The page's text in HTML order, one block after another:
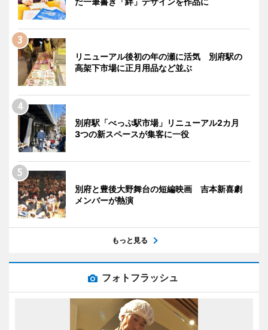
リニューアル後初の年の瀬に活気 別府駅の
高架下市場に正月用品など並ぶ
別府駅「べっぷ駅市場」リニューアル2カ月
3つの新スペースが集客に一役
別府と豊後大野舞台の短編映画 吉本新喜劇
メンバーが熱演
もっと見る
フォトフラッシュ